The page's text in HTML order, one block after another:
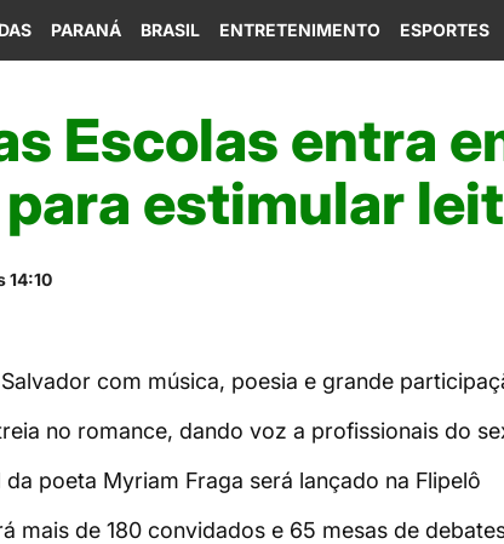
PARANÁ BRASIL ENTRETENIMENTO ESPORTES
Escolas entra
estimular
14:10
com música, poesia e grande
no romance, dando voz a profissionais do
poeta Myriam Fraga será lançado na Flipelô
mais de 180 convidados e 65 mesas de